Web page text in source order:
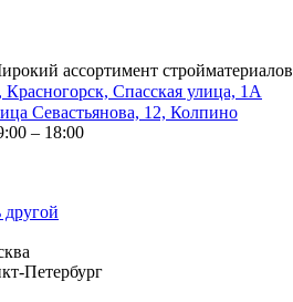
ассортимент стройматериалов
Красногорск, Спасская улица, 1А
Севастьянова, 12, Колпино
– 18:00
Петербург